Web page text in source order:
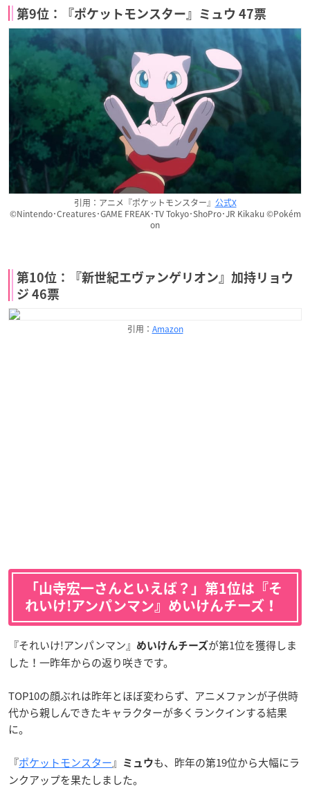
第9位：『ポケットモンスター』ミュウ 47票
引用：アニメ『ポケットモンスター』 公式X
©Nintendo･Creatures･GAME FREAK･TV Tokyo･ShoPro･JR Kikaku ©Pokém
on
第10位：『新世紀エヴァンゲリオン』加持リョウ
ジ 46票
引用： Amazon
「山寺宏一さんといえば？」第1位は『そ
れいけ!アンパンマン』めいけんチーズ！
『それいけ!アンパンマン』 めいけんチーズ が第1位を獲得しま
した！一昨年からの返り咲きです。
TOP10の顔ぶれは昨年とほぼ変わらず、アニメファンが子供時
代から親しんできたキャラクターが多くランクインする結果
に。
『ポケットモンスター』 ミュウも、昨年の第19位から大幅にラ
ンクアップを果たしました。